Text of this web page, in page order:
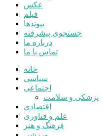
عکس
فیلم
پیوندها
جستجوی پیشرفته
درباره ما
تماس با ما
خانه
سیاسی
اجتماعی
پزشکی و سلامت
اقتصادی
علم و فناوری
فرهنگ و هنر